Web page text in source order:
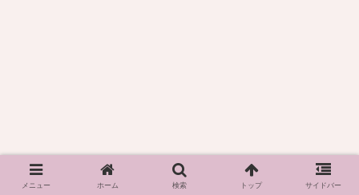
メニュー ホーム 検索 トップ サイドバー